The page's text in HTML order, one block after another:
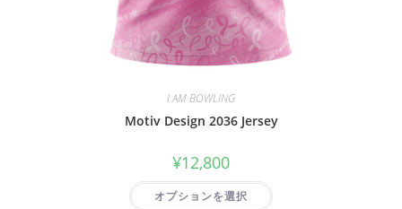
I AM BOWLING
Motiv Design 2036 Jersey
¥12,800
オプションを選択